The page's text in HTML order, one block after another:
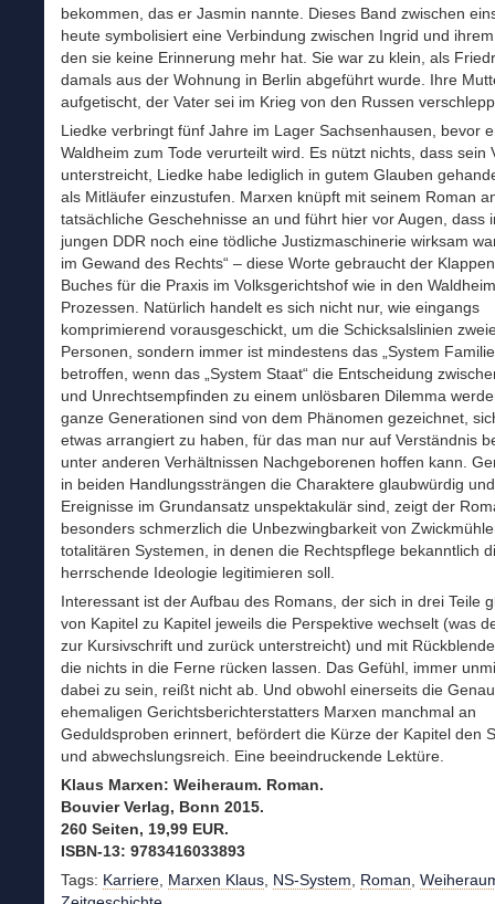
bekommen, das er Jasmin nannte. Dieses Band zwischen
heute symbolisiert eine Verbindung zwischen Ingrid und
den sie keine Erinnerung mehr hat. Sie war zu klein, als
damals aus der Wohnung in Berlin abgeführt wurde. Ihre
aufgetischt, der Vater sei im Krieg von den Russen
Liedke verbringt fünf Jahre im Lager Sachsenhausen, bevor
Waldheim zum Tode verurteilt wird. Es nützt nichts, dass sein
unterstreicht, Liedke habe lediglich in gutem Glauben
als Mitläufer einzustufen. Marxen knüpft mit seinem Roman
tatsächliche Geschehnisse an und führt hier vor Augen, dass
jungen DDR noch eine tödliche Justizmaschinerie wirksam
im Gewand des Rechts“ – diese Worte gebraucht der
Buches für die Praxis im Volksgerichtshof wie in den
Prozessen. Natürlich handelt es sich nicht nur, wie eingangs
komprimierend vorausgeschickt, um die Schicksalslinien
Personen, sondern immer ist mindestens das „System
betroffen, wenn das „System Staat“ die Entscheidung
und Unrechtsempfinden zu einem unlösbaren Dilemma
ganze Generationen sind von dem Phänomen gezeichnet,
etwas arrangiert zu haben, für das man nur auf Verständnis
unter anderen Verhältnissen Nachgeborenen hoffen kann.
in beiden Handlungssträngen die Charaktere glaubwürdig
Ereignisse im Grundansatz unspektakulär sind, zeigt der
besonders schmerzlich die Unbezwingbarkeit von
totalitären Systemen, in denen die Rechtspflege bekanntlich
herrschende Ideologie legitimieren soll.
Interessant ist der Aufbau des Romans, der sich in drei Teile
von Kapitel zu Kapitel jeweils die Perspektive wechselt (was
zur Kursivschrift und zurück unterstreicht) und mit
die nichts in die Ferne rücken lassen. Das Gefühl, immer
dabei zu sein, reißt nicht ab. Und obwohl einerseits die
ehemaligen Gerichtsberichterstatters Marxen manchmal an
Geduldsproben erinnert, befördert die Kürze der Kapitel den
und abwechslungsreich. Eine beeindruckende Lektüre.
Klaus Marxen: Weiheraum. Roman.
Bouvier Verlag, Bonn 2015.
260 Seiten, 19,99 EUR.
ISBN-13: 9783416033893
Tags: Karriere Marxen Klaus NS-System Roman